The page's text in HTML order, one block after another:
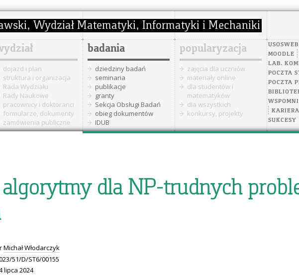
dojazd i plan
struktura i organizacja
Rada Wydziału
Rady Naukowe
pracownicy i doktoranci
formularze, dokumenty
zamówienia publiczne
badania
dziedziny badań
seminaria
publikacje
granty
Sekcja Obsługi Badań
obieg dokumentów
IDUB
popularyzacja
zajęcia dla uczniów
materiały online
dla studentów i
matematyków
dla wszystkich
konkursy, projekty
USOSWEB
MOODLE
LAB.
POCZTA
POCZTA
KARIERA
SUKCESY
dla NP-trudnych
Michał Włodarczyk
51/D/ST6/00155
lipca 2024